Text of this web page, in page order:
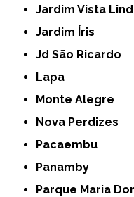
Jardim Vista
Jardim Íris
Jd São Ricardo
Lapa
Monte Alegre
Nova Perdizes
Pacaembu
Panamby
Parque Maria